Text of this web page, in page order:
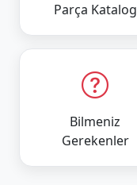
Parça Katalog
Bilmeniz
Gerekenler